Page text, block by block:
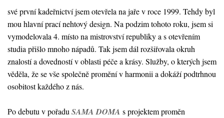
své první kadeřnictví jsem otevřela na jaře v roce 1999. Tehdy byl
mou hlavní prací nehtový design. Na podzim tohoto roku, jsem si
vymodelovala 4. místo na mistrovství republiky a s otevřením
studia přišlo mnoho nápadů. Tak jsem dál rozšiřovala okruh
znalostí a dovedností v oblasti péče a krásy. Služby, o kterých jsem
věděla, že se vše společně promění v harmonii a dokáží podtrhnou
osobitost každého z nás.
Po debutu v pořadu SAMA DOMA s projektem proměn